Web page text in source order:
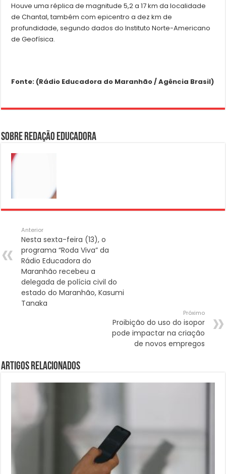
Houve uma réplica de magnitude 5,2 a 17 km da localidade
de Chantal, também com epicentro a dez km de
profundidade, segundo dados do Instituto Norte-Americano
de Geofísica.
Fonte: (Rádio Educadora do Maranhão / Agência Brasil)
Sobre Redação Educadora
Anterior
Nesta sexta-feira (13), o
programa “Roda Viva” da
Rádio Educadora do
Maranhão recebeu a
delegada de polícia civil do
estado do Maranhão, Kasumi
Tanaka
Próximo
Proibição do uso do isopor
pode impactar na criação
de novos empregos
Artigos Relacionados